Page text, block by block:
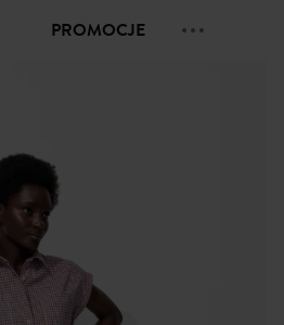
PROMOCJE